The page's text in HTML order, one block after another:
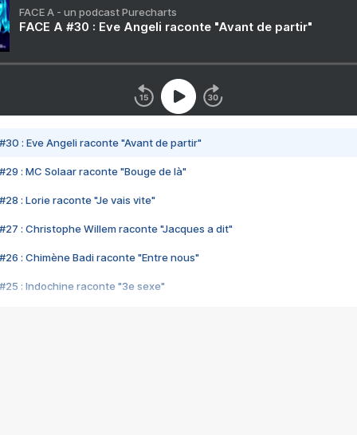
FACE A - un podcast Purecharts
FACE A #30 : Eve Angeli raconte "Avant de partir"
#30 : Eve Angeli raconte "Avant de partir"
#29 : MC Solaar raconte "Bouge de là"
#28 : Lorie raconte "Je vais vite"
#27 : Christophe Willem raconte "Jacques a dit"
#26 : Chimène Badi raconte "Entre nous"
#25 : Indochine raconte "3e sexe"